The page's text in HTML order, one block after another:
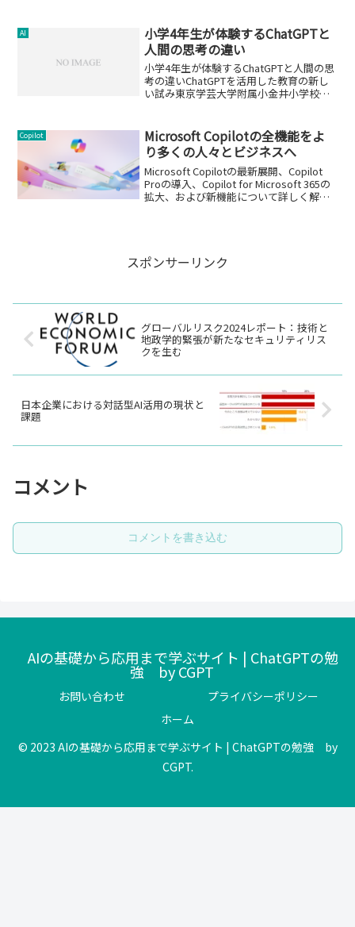
AI規制案の内容とその意義について詳し
く解説します...
AI
小学4年生が体験するChatGPTと
人間の思考の違い
小学4年生が体験するChatGPTと人間の思
考の違いChatGPTを活用した教育の新し
い試み東京学芸大学附属小金井小学校で
は、子供たちが直接生成AIを使用するの
ではなく...
Copilot
Microsoft Copilotの全機能をよ
り多くの人々とビジネスへ
Microsoft Copilotの最新展開、Copilot
Proの導入、Copilot for Microsoft 365の
拡大、および新機能について詳しく解説
スポンサーリンク
グローバルリスク2024レポート：技術と
地政学的緊張が新たなセキュリティリス
クを生む
日本企業における対話型AI活用の現状と
課題
コメント
コメントを書き込む
AIの基礎から応用まで学ぶサイト | ChatGPTの勉
強 by CGPT
お問い合わせ
プライバシーポリシー
ホーム
© 2023 AIの基礎から応用まで学ぶサイト | ChatGPTの勉強 by
CGPT.